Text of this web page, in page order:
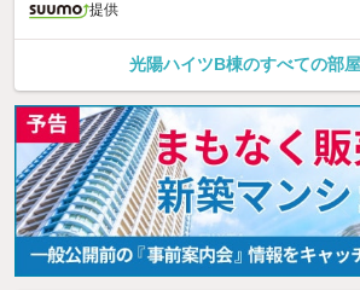
提供
光陽ハイツB棟のすべての部